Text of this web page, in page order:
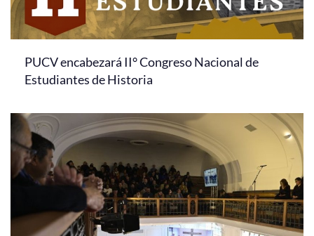
PUCV encabezará II° Congreso Nacional de
Estudiantes de Historia